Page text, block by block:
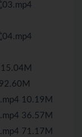
03.mp4
04.mp4
10.19M
36.57M
71.17M